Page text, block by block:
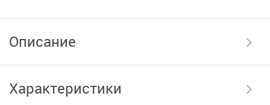
Описание
Характеристики